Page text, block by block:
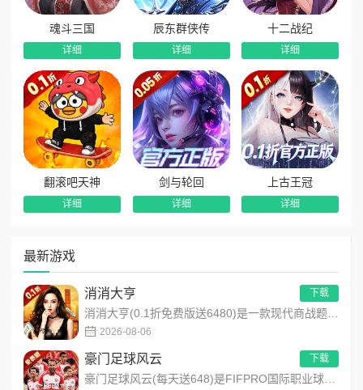
最新游戏
消消大亨
2026-08-06
下载
豪门足球风云 下载
魂斗三国
详细
辰东群侠传
详细
十二战纪
详细
翻滚吧天神
详细
剑与轮回
详细
上古王冠
详细